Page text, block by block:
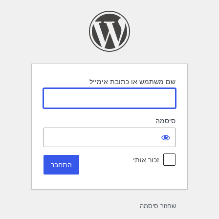
שם משתמש או כתובת אימייל
סיסמה
זכור אותי
שחזור סיסמה